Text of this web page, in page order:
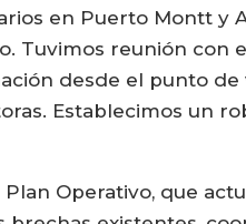
en Puerto Montt y
Tuvimos reunión
desde el punto
Establecimos un
Operativo, que